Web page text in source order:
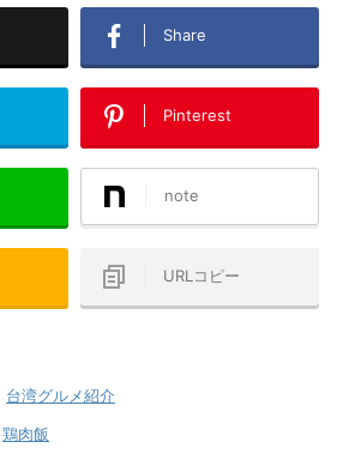
Share
Pinterest
note
URLコピー
台湾グルメ紹介
鶏肉飯